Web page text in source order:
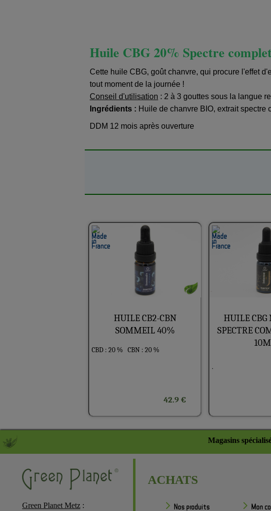
Huile CBG 20% Spectre
Cette huile CBG, goût chanvre, qui procure l'effet
tout moment de la journée !
Conseil d'utilisation : 2 à 3 gouttes sous la langue
Ingrédients : Huile de chanvre BIO, extrait
DDM 12 mois après ouverture
HUILE CB2-CBN
SOMMEIL 40%
CBD : 20 % CBN : 20 %
42.9 €
HUILE CBG
SPECTRE
Magasins
Green Planet Metz :
ACHATS
Nos produits Mon